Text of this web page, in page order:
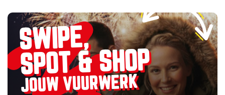
SWIPE,
SPOT & SHOP
JOUW VUURWERK